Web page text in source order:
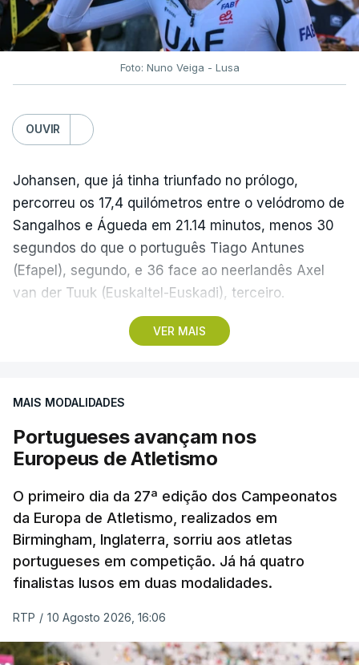
Foto: Nuno Veiga - Lusa
OUVIR
VER MAIS
Johansen, que já tinha triunfado no prólogo,
percorreu os 17,4 quilómetros entre o velódromo de
Sangalhos e Águeda em 21.14 minutos, menos 30
segundos do que o português Tiago Antunes
(Efapel), segundo, e 36 face ao neerlandês Axel
van der Tuuk (Euskaltel-Euskadi), terceiro.
A camisola amarela mantém-se na posse de Alexis
geral tem agora 01.09 minutos de vantagem sobre
o seu colega de equipa Artem Nych, o russo que
venceu as duas últimas edições da Volta, e 1.51
sobre Tiago Antunes.
Após cumprir-se o dia de descanso da Volta a
Portugal na terça-feira, o pelotão voltará à estrada
na quarta-feira, para a sexta etapa, que vai ligar o
Europarque, em Santa Maria da Feira, ao Peso da
MAIS MODALIDADES
Portugueses avançam nos
Europeus de Atletismo
O primeiro dia da 27ª edição dos Campeonatos
da Europa de Atletismo, realizados em
Birmingham, Inglaterra, sorriu aos atletas
portugueses em competição. Já há quatro
finalistas lusos em duas modalidades.
RTP / 10 Agosto 2026, 16:06